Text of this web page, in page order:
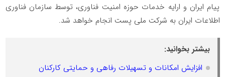
پیام ایران و ارایه خدمات حوزه امنیت فناوری، توسط سازمان فناوری
اطلاعات ایران به شرکت ملی پست انجام خواهد شد.
بیشتر بخوانید:
افزایش امکانات و تسهیلات رفاهی و حمایتی کارکنان